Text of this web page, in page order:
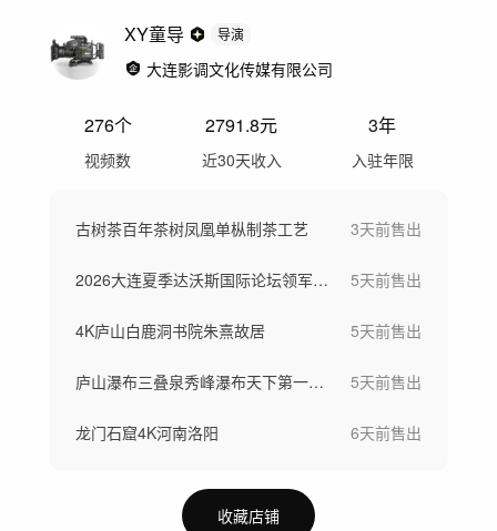
XY童导 导演
大连影调文化传媒有限公司
276个
视频数
2791.8元
近30天收入
3年
入驻年限
古树茶百年茶树凤凰单枞制茶工艺 3天前售出
2026大连夏季达沃斯国际论坛领军者年会 5天前售出
4K庐山白鹿洞书院朱熹故居 5天前售出
庐山瀑布三叠泉秀峰瀑布天下第一泉4K氧吧 5天前售出
龙门石窟4K河南洛阳 6天前售出
收藏店铺